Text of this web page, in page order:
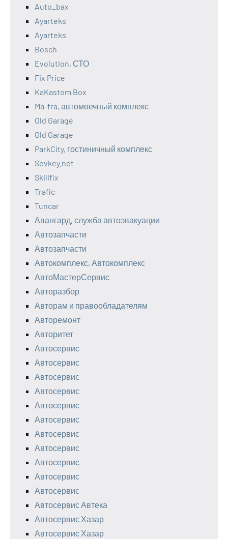
Auto_bax
Ayarteks
Ayarteks
Bosch
Evolution, СТО
Fix Price
KaKastom Box
Ma-fra, автомоечный комплекс
Old Garage
Old Garage
ParkCity, гостиничный комплекс
Sevkey.net
Skillfix
Trafic
Tuncar
Авангард, служба автоэвакуации
Автозапчасти
Автозапчасти
Автокомплекс, Автокомплекс
АвтоМастерСервис
Авторазбор
Авторам и правообладателям
Авторемонт
Авторитет
Автосервис
Автосервис
Автосервис
Автосервис
Автосервис
Автосервис
Автосервис
Автосервис
Автосервис
Автосервис
Автосервис
Автосервис Автека
Автосервис Хазар
Автосервис Хазар